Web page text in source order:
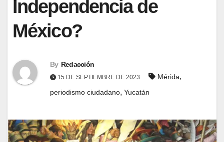
Independencia de
México?
By Redacción
15 DE SEPTIEMBRE DE 2023 Mérida,
periodismo ciudadano, Yucatán